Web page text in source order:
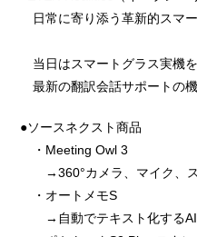
日常に寄り添う革新的スマ
当日はスマートグラス実機
最新の翻訳会話サポートの
●ソースネクスト商品
・Meeting Owl 3
→360°カメラ、マイク、ス
・オートメモS
→自動でテキスト化するAI